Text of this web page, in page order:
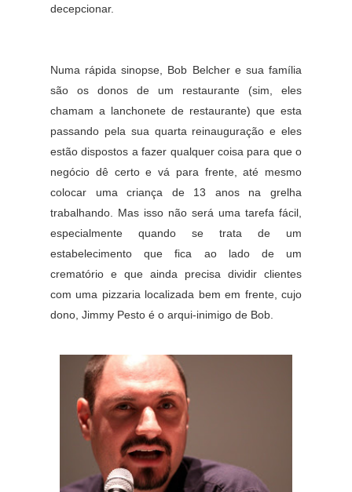
decepcionar.
Numa rápida sinopse, Bob Belcher e sua família
são os donos de um restaurante (sim, eles
chamam a lanchonete de restaurante) que esta
passando pela sua quarta reinauguração e eles
estão dispostos a fazer qualquer coisa para que o
negócio dê certo e vá para frente, até mesmo
colocar uma criança de 13 anos na grelha
trabalhando. Mas isso não será uma tarefa fácil,
especialmente quando se trata de um
estabelecimento que fica ao lado de um
crematório e que ainda precisa dividir clientes
com uma pizzaria localizada bem em frente, cujo
dono, Jimmy Pesto é o arqui-inimigo de Bob.